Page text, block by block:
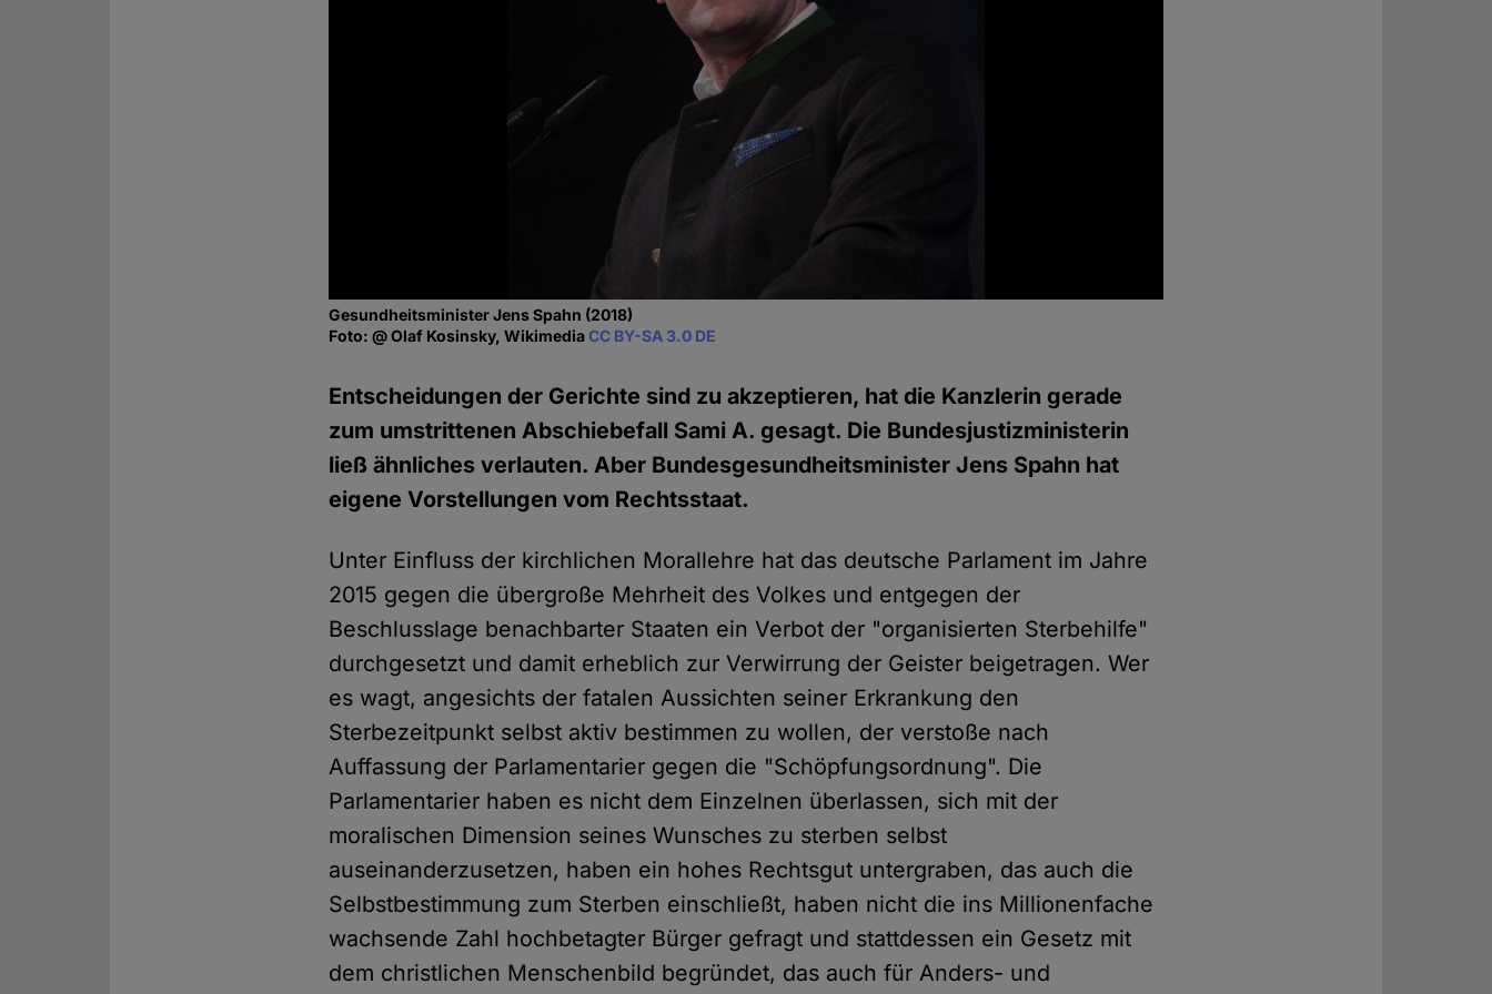
Gesundheitsminister Jens Spahn (2018)
Foto: @ Olaf Kosinsky, WikimediaCC BY-SA 3.0 DE
Entscheidungen der Gerichte sind zu akzeptieren, hat die Kanzlerin gerade
zum umstrittenen Abschiebefall Sami A. gesagt. Die Bundesjustizministerin
ließ ähnliches verlauten. Aber Bundesgesundheitsminister Jens Spahn hat
eigene Vorstellungen vom Rechtsstaat.
Unter Einfluss der kirchlichen Morallehre hat das deutsche Parlament im Jahre
2015 gegen die übergroße Mehrheit des Volkes und entgegen der
Beschlusslage benachbarter Staaten ein Verbot der "organisierten Sterbehilfe"
durchgesetzt und damit erheblich zur Verwirrung der Geister beigetragen. Wer
es wagt, angesichts der fatalen Aussichten seiner Erkrankung den
Sterbezeitpunkt selbst aktiv bestimmen zu wollen, der verstoße nach
Auffassung der Parlamentarier gegen die "Schöpfungsordnung". Die
Parlamentarier haben es nicht dem Einzelnen überlassen, sich mit der
moralischen Dimension seines Wunsches zu sterben selbst
auseinanderzusetzen, haben ein hohes Rechtsgut untergraben, das auch die
Selbstbestimmung zum Sterben einschließt, haben nicht die ins Millionenfache
wachsende Zahl hochbetagter Bürger gefragt und stattdessen ein Gesetz mit
dem christlichen Menschenbild begründet, das auch für Anders- und